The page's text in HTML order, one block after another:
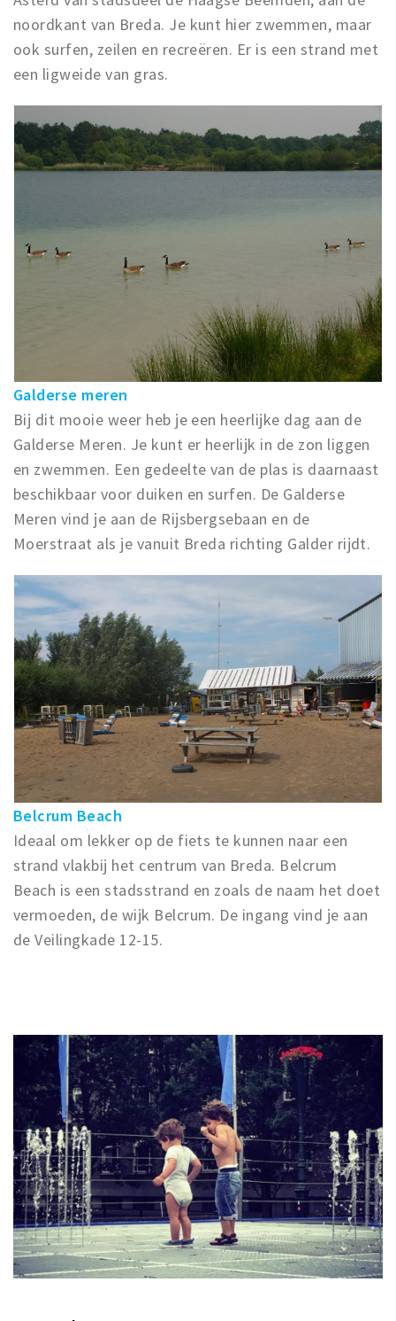
noordkant van Breda. Je kunt hier zwemmen, maar
ook surfen, zeilen en recreëren. Er is een strand met
een ligweide van gras.
Galderse meren
Bij dit mooie weer heb je een heerlijke dag aan de
Galderse Meren. Je kunt er heerlijk in de zon liggen
en zwemmen. Een gedeelte van de plas is daarnaast
beschikbaar voor duiken en surfen. De Galderse
Meren vind je aan de Rijsbergsebaan en de
Moerstraat als je vanuit Breda richting Galder rijdt.
Belcrum Beach
Ideaal om lekker op de fiets te kunnen naar een
strand vlakbij het centrum van Breda. Belcrum
Beach is een stadsstrand en zoals de naam het doet
vermoeden, de wijk Belcrum. De ingang vind je aan
de Veilingkade 12-15.